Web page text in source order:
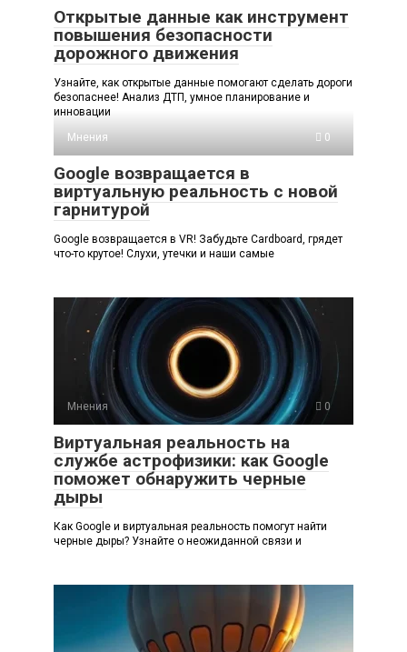
Открытые данные как инструмент
повышения безопасности
дорожного движения
Узнайте, как открытые данные помогают сделать дороги
безопаснее! Анализ ДТП, умное планирование и
инновации
Мнения
0
Google возвращается в
виртуальную реальность с новой
гарнитурой
Google возвращается в VR! Забудьте Cardboard, грядет
что-то крутое! Слухи, утечки и наши самые
Мнения 0
Виртуальная реальность на
службе астрофизики: как Google
поможет обнаружить черные
дыры
Как Google и виртуальная реальность помогут найти
черные дыры? Узнайте о неожиданной связи и